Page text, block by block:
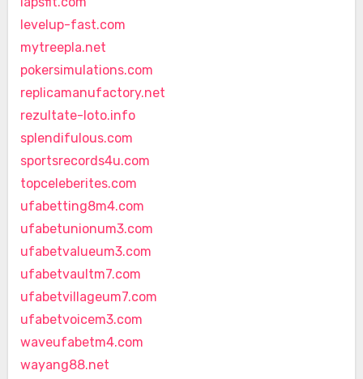
levelup-fast.com
mytreepla.net
pokersimulations.com
replicamanufactory.net
rezultate-loto.info
splendifulous.com
sportsrecords4u.com
topceleberites.com
ufabetting8m4.com
ufabetunionum3.com
ufabetvalueum3.com
ufabetvaultm7.com
ufabetvillageum7.com
ufabetvoicem3.com
waveufabetm4.com
wayang88.net